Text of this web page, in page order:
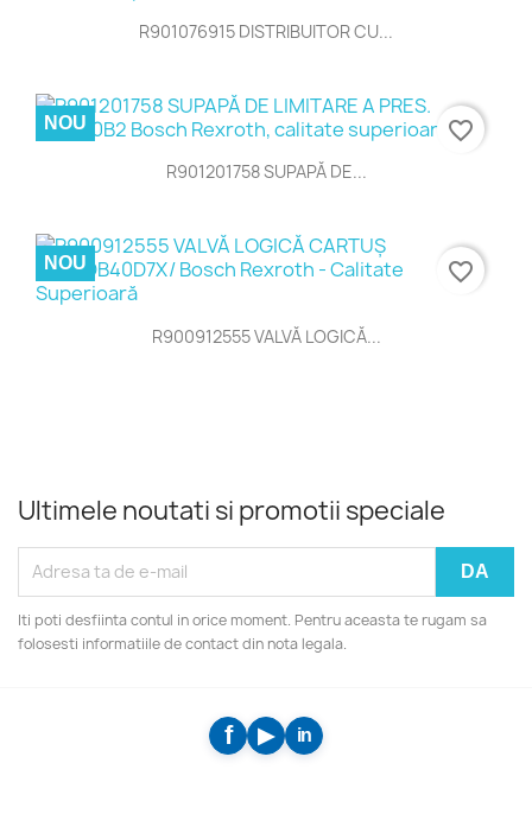
R901076915 DISTRIBUITOR CU...
R901201758 SUPAPĂ DE...
NOU favorite_border
R900912555 VALVĂ LOGICĂ...
NOU favorite_border
Ultimele noutati si promotii speciale
Iti poti desfiinta contul in orice moment. Pentru aceasta te rugam sa
folosesti informatiile de contact din nota legala.